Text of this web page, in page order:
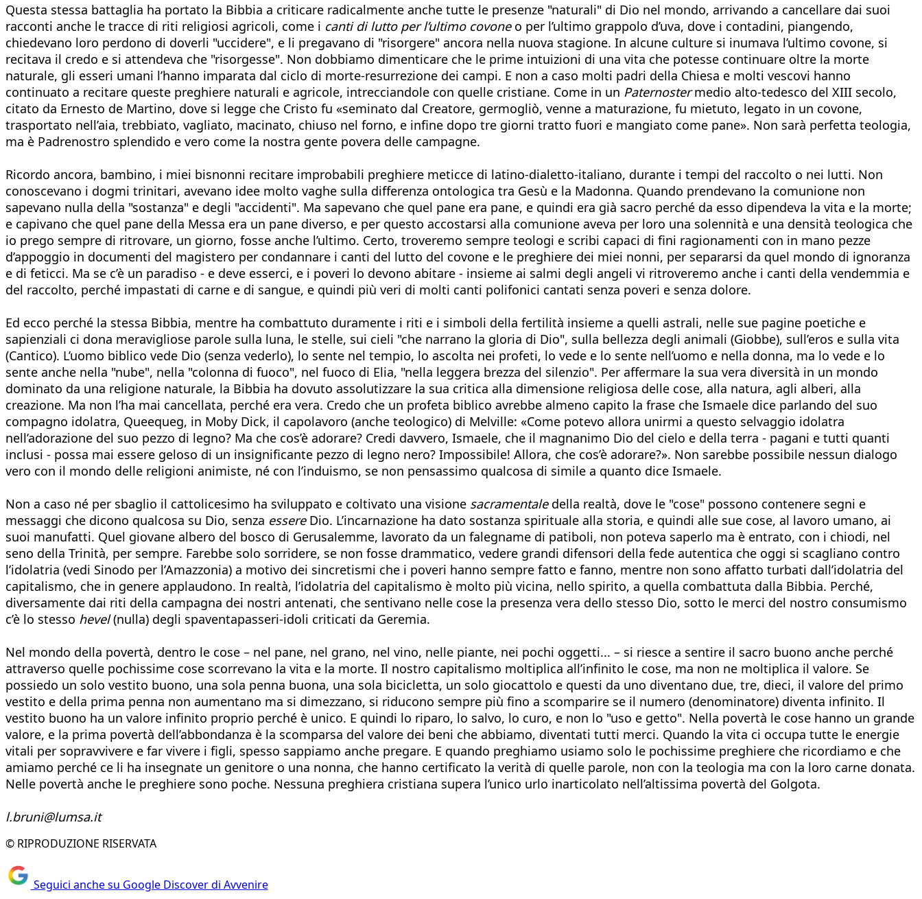
Questa stessa battaglia ha portato la Bibbia a criticare radicalmente anche tutte le presenze "naturali" di Dio nel mondo, arrivando a cancellare dai suoi
racconti anche le tracce di riti religiosi agricoli, come i canti di lutto per l’ultimo covoneo per l’ultimo grappolo d’uva, dove i contadini, piangendo,
chiedevano loro perdono di doverli "uccidere", e li pregavano di "risorgere" ancora nella nuova stagione. In alcune culture si inumava l’ultimo covone, si
recitava il credo e si attendeva che "risorgesse". Non dobbiamo dimenticare che le prime intuizioni di una vita che potesse continuare oltre la morte
naturale, gli esseri umani l’hanno imparata dal ciclo di morte-resurrezione dei campi. E non a caso molti padri della Chiesa e molti vescovi hanno
continuato a recitare queste preghiere naturali e agricole, intrecciandole con quelle cristiane. Come in un Paternostermedio alto-tedesco del XIII secolo,
citato da Ernesto de Martino, dove si legge che Cristo fu «seminato dal Creatore, germogliò, venne a maturazione, fu mietuto, legato in un covone,
trasportato nell’aia, trebbiato, vagliato, macinato, chiuso nel forno, e infine dopo tre giorni tratto fuori e mangiato come pane». Non sarà perfetta teologia,
ma è Padrenostro splendido e vero come la nostra gente povera delle campagne.
Ricordo ancora, bambino, i miei bisnonni recitare improbabili preghiere meticce di latino-dialetto-italiano, durante i tempi del raccolto o nei lutti. Non
conoscevano i dogmi trinitari, avevano idee molto vaghe sulla differenza ontologica tra Gesù e la Madonna. Quando prendevano la comunione non
sapevano nulla della "sostanza" e degli "accidenti". Ma sapevano che quel pane era pane, e quindi era già sacro perché da esso dipendeva la vita e la morte;
e capivano che quel pane della Messa era un pane diverso, e per questo accostarsi alla comunione aveva per loro una solennità e una densità teologica che
io prego sempre di ritrovare, un giorno, fosse anche l’ultimo. Certo, troveremo sempre teologi e scribi capaci di fini ragionamenti con in mano pezze
d’appoggio in documenti del magistero per condannare i canti del lutto del covone e le preghiere dei miei nonni, per separarsi da quel mondo di ignoranza
e di feticci. Ma se c’è un paradiso - e deve esserci, e i poveri lo devono abitare - insieme ai salmi degli angeli vi ritroveremo anche i canti della vendemmia e
del raccolto, perché impastati di carne e di sangue, e quindi più veri di molti canti polifonici cantati senza poveri e senza dolore.
Ed ecco perché la stessa Bibbia, mentre ha combattuto duramente i riti e i simboli della fertilità insieme a quelli astrali, nelle sue pagine poetiche e
sapienziali ci dona meravigliose parole sulla luna, le stelle, sui cieli "che narrano la gloria di Dio", sulla bellezza degli animali (Giobbe), sull’eros e sulla vita
(Cantico). L’uomo biblico vede Dio (senza vederlo), lo sente nel tempio, lo ascolta nei profeti, lo vede e lo sente nell’uomo e nella donna, ma lo vede e lo
sente anche nella "nube", nella "colonna di fuoco", nel fuoco di Elia, "nella leggera brezza del silenzio". Per affermare la sua vera diversità in un mondo
dominato da una religione naturale, la Bibbia ha dovuto assolutizzare la sua critica alla dimensione religiosa delle cose, alla natura, agli alberi, alla
creazione. Ma non l’ha mai cancellata, perché era vera. Credo che un profeta biblico avrebbe almeno capito la frase che Ismaele dice parlando del suo
compagno idolatra, Queequeg, in Moby Dick, il capolavoro (anche teologico) di Melville: «Come potevo allora unirmi a questo selvaggio idolatra
nell’adorazione del suo pezzo di legno? Ma che cos’è adorare? Credi davvero, Ismaele, che il magnanimo Dio del cielo e della terra - pagani e tutti quanti
inclusi - possa mai essere geloso di un insignificante pezzo di legno nero? Impossibile! Allora, che cos’è adorare?». Non sarebbe possibile nessun dialogo
vero con il mondo delle religioni animiste, né con l’induismo, se non pensassimo qualcosa di simile a quanto dice Ismaele.
Non a caso né per sbaglio il cattolicesimo ha sviluppato e coltivato una visione sacramentaledella realtà, dove le "cose" possono contenere segni e
messaggi che dicono qualcosa su Dio, senza essereDio. L’incarnazione ha dato sostanza spirituale alla storia, e quindi alle sue cose, al lavoro umano, ai
suoi manufatti. Quel giovane albero del bosco di Gerusalemme, lavorato da un falegname di patiboli, non poteva saperlo ma è entrato, con i chiodi, nel
seno della Trinità, per sempre. Farebbe solo sorridere, se non fosse drammatico, vedere grandi difensori della fede autentica che oggi si scagliano contro
l’idolatria (vedi Sinodo per l’Amazzonia) a motivo dei sincretismi che i poveri hanno sempre fatto e fanno, mentre non sono affatto turbati dall’idolatria del
capitalismo, che in genere applaudono. In realtà, l’idolatria del capitalismo è molto più vicina, nello spirito, a quella combattuta dalla Bibbia. Perché,
diversamente dai riti della campagna dei nostri antenati, che sentivano nelle cose la presenza vera dello stesso Dio, sotto le merci del nostro consumismo
c’è lo stesso hevel(nulla) degli spaventapasseri-idoli criticati da Geremia.
Nel mondo della povertà, dentro le cose – nel pane, nel grano, nel vino, nelle piante, nei pochi oggetti... – si riesce a sentire il sacro buono anche perché
attraverso quelle pochissime cose scorrevano la vita e la morte. Il nostro capitalismo moltiplica all’infinito le cose, ma non ne moltiplica il valore. Se
possiedo un solo vestito buono, una sola penna buona, una sola bicicletta, un solo giocattolo e questi da uno diventano due, tre, dieci, il valore del primo
vestito e della prima penna non aumentano ma si dimezzano, si riducono sempre più fino a scomparire se il numero (denominatore) diventa infinito. Il
vestito buono ha un valore infinito proprio perché è unico. E quindi lo riparo, lo salvo, lo curo, e non lo "uso e getto". Nella povertà le cose hanno un grande
valore, e la prima povertà dell’abbondanza è la scomparsa del valore dei beni che abbiamo, diventati tutti merci. Quando la vita ci occupa tutte le energie
vitali per sopravvivere e far vivere i figli, spesso sappiamo anche pregare. E quando preghiamo usiamo solo le pochissime preghiere che ricordiamo e che
amiamo perché ce li ha insegnate un genitore o una nonna, che hanno certificato la verità di quelle parole, non con la teologia ma con la loro carne donata.
Nelle povertà anche le preghiere sono poche. Nessuna preghiera cristiana supera l’unico urlo inarticolato nell’altissima povertà del Golgota.
l.bruni@lumsa.it
© RIPRODUZIONE RISERVATA
Seguici anche su Google Discover di Avvenire